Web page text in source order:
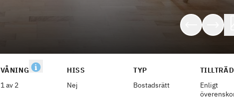
VÅNING
1 av 2
HISS
Nej
TYP
Bostadsrätt
Enligt